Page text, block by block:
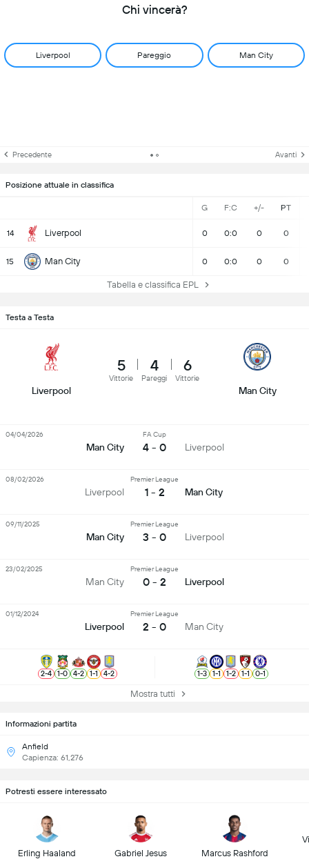
Chi vincerà?
Liverpool Pareggio Man City
Precedente Avanti
Posizione attuale in classifica
G F:C +/- PT
14 Liverpool 0 0:0 0 0
15 Man City 0 0:0 0 0
Tabella e classifica EPL
Informazioni partita
Anfield
Capienza: 61,276
Testa a Testa
Liverpool
5
Vittorie
4
Pareggi
6
Vittorie
Man City
Man City
FA Cup
4 - 0 Liverpool
04/04/2026
Liverpool
Premier League
1 - 2 Man City
08/02/2026
Man City
Premier League
3 - 0 Liverpool
09/11/2025
Man City
Premier League
0 - 2 Liverpool
23/02/2025
Liverpool
Premier League
2 - 0 Man City
01/12/2024
2-4 1-0 4-2 1-1 4-2 1-3 1-1 1-2 1-1 0-1
Mostra tutti
Potresti essere interessato
Erling Haaland Gabriel Jesus Marcus Rashford